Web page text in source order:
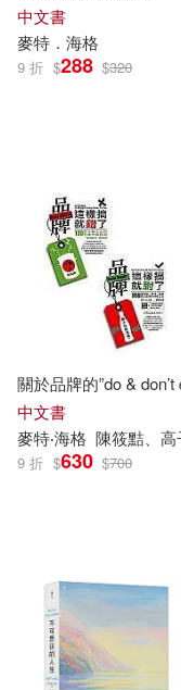
中文書
麥特 ． 海格
9 折 $288 $320
關於品牌的”do & don’t
中文書
麥特‧海格 陳筱黠、高
9 折 $630 $700